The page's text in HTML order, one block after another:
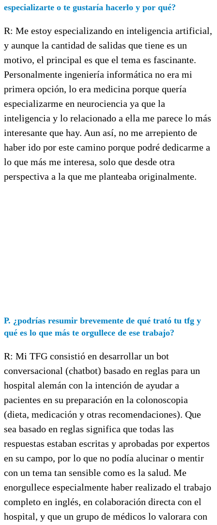
especializarte o te gustaría hacerlo y por qué?
R: Me estoy especializando en inteligencia artificial,
y aunque la cantidad de salidas que tiene es un
motivo, el principal es que el tema es fascinante.
Personalmente ingeniería informática no era mi
primera opción, lo era medicina porque quería
especializarme en neurociencia ya que la
inteligencia y lo relacionado a ella me parece lo más
interesante que hay. Aun así, no me arrepiento de
haber ido por este camino porque podré dedicarme a
lo que más me interesa, solo que desde otra
perspectiva a la que me planteaba originalmente.
P. ¿podrías resumir brevemente de qué trató tu tfg y
qué es lo que más te orgullece de ese trabajo?
R: Mi TFG consistió en desarrollar un bot
conversacional (chatbot) basado en reglas para un
hospital alemán con la intención de ayudar a
pacientes en su preparación en la colonoscopia
(dieta, medicación y otras recomendaciones). Que
sea basado en reglas significa que todas las
respuestas estaban escritas y aprobadas por expertos
en su campo, por lo que no podía alucinar o mentir
con un tema tan sensible como es la salud. Me
enorgullece especialmente haber realizado el trabajo
completo en inglés, en colaboración directa con el
hospital, y que un grupo de médicos lo valorara con